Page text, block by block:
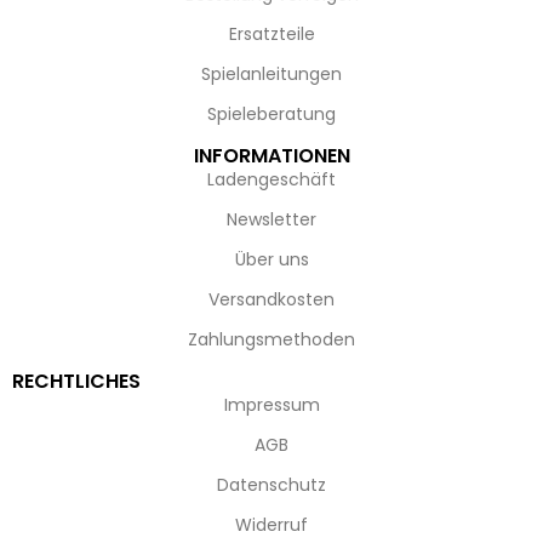
Ersatzteile
Spielanleitungen
Spieleberatung
INFORMATIONEN
Ladengeschäft
Newsletter
Über uns
Versandkosten
Zahlungsmethoden
RECHTLICHES
Impressum
AGB
Datenschutz
Widerruf